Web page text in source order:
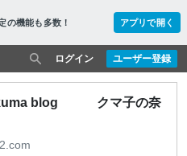
の機能も多数！ アプリで開く
ユーザー登録
ログイン
blog クマ子の奈